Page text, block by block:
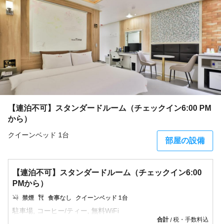
【連泊不可】スタンダードルーム（チェックイン6:00 PM
から）
クイーンベッド 1台
部屋の設備
【連泊不可】スタンダードルーム（チェックイン6:00
PMから）
禁煙 食事なし クイーンベッド 1台
合計/税・手数料込